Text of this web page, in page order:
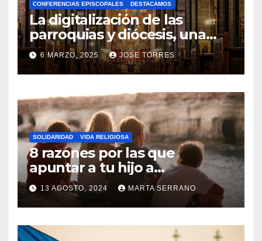
Y
C
O
M
N
T
A
R
I
O
S
CONFERENCIAS EPISCOPALES DESTACAMOS
La digitalización de las
parroquias y diócesis, una
realidad ya para el futuro de
la Iglesia
6 MARZO, 2025 JOSE TORRES
N
O
H
A
Y
SOLIDARIDAD VIDA RELIGIOSA
8 razones por las que
apuntar a tu hijo a
Catequesis
13 AGOSTO, 2024 MARTA SERRANO
N
O